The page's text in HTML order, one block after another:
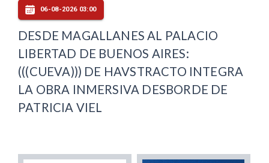
06-08-2026 03:00
DESDE MAGALLANES AL PALACIO
LIBERTAD DE BUENOS AIRES:
(((CUEVA))) DE HAVSTRACTO INTEGRA
LA OBRA INMERSIVA DESBORDE DE
PATRICIA VIEL